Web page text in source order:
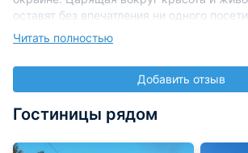
оставят без впечатления ни одного
В былые времена это место носило
«Шум». До сей поры неизвестна глубина
можно сказать, что там имеются
Многие жители вспоминают, как
На территории каньона расположены
Читать полностью
Добавить отзыв
Гостиницы рядом